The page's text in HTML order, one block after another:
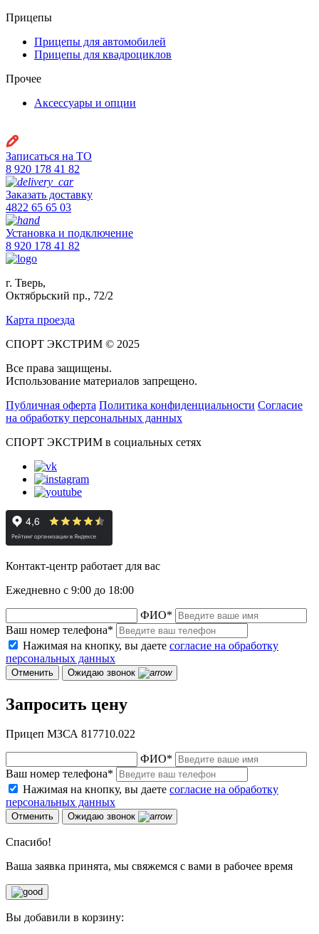
Прицепы
Прицепы для автомобилей
Прицепы для квадроциклов
Прочее
Аксессуары и опции
Записаться на ТО
8 920 178 41 82
Заказать доставку
4822 65 65 03
Установка и подключение
8 920 178 41 82
г. Тверь,
Октябрьский пр., 72/2
Карта проезда
СПОРТ ЭКСТРИМ © 2025
Все права защищены.
Использование материалов запрещено.
Публичная оферта Политика конфиденциальности Согласие
на обработку персональных данных
СПОРТ ЭКСТРИМ в социальных сетях
Контакт-центр работает для вас
Ежедневно с 9:00 до 18:00
ФИО*
Ваш номер телефона*
Нажимая на кнопку, вы даете согласие на обработку
персональных данных
Отменить Ожидаю звонок
Запросить цену
Прицеп МЗСА 817710.022
ФИО*
Ваш номер телефона*
Нажимая на кнопку, вы даете согласие на обработку
персональных данных
Отменить Ожидаю звонок
Спасибо!
Ваша заявка принята, мы свяжемся с вами в рабочее время
Вы добавили в корзину: